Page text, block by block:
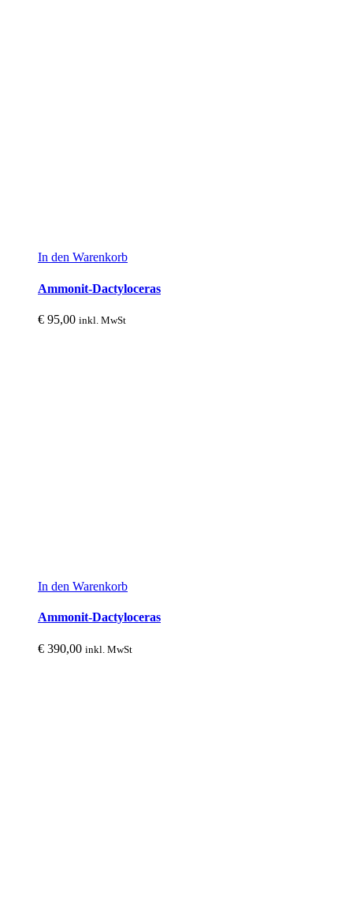
In den Warenkorb
Ammonit-Dactyloceras
€ 95,00 inkl. MwSt
In den Warenkorb
Ammonit-Dactyloceras
€ 390,00 inkl. MwSt